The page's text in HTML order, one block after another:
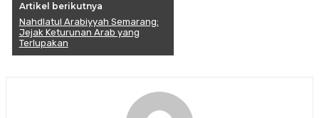
Artikel berikutnya
Nahdlatul Arabiyyah Semarang:
Jejak Keturunan Arab yang
Terlupakan